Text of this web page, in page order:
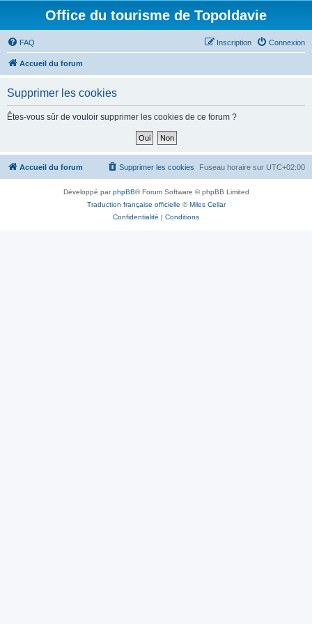
Office du tourisme de Topoldavie
FAQ Connexion
Inscription
Accueil du forum
Supprimer les cookies
Êtes-vous sûr de vouloir supprimer les cookies de ce forum ?
Accueil du forum Fuseau horaire sur UTC+02:00
Supprimer les cookies
Développé parphpBB® Forum Software © phpBB Limited
Traduction française officielle ©Miles Cellar
Confidentialité | Conditions